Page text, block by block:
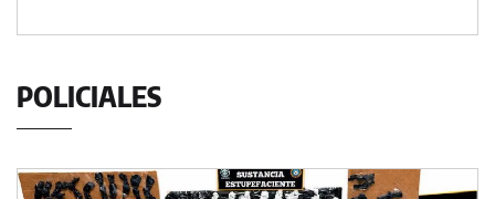
POLICIALES